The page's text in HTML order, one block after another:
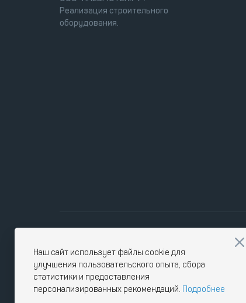
Реализация строительного
оборудования.
Наш сайт использует файлы cookie для
улучшения пользовательского опыта, сбора
статистики и предоставления
персонализированных рекомендаций. Подробнее